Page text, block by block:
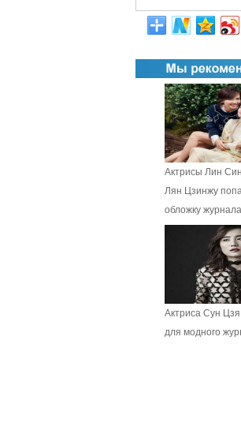
Актрисы Лин
Лян Цзинжу
обложку журнала
Актриса Сун
для модного